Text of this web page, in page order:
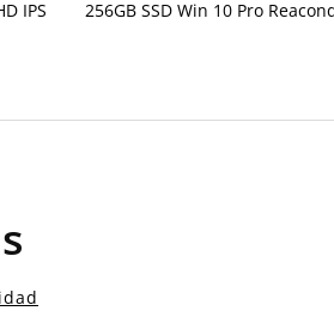
IPS 256GB SSD Win 10 Pro